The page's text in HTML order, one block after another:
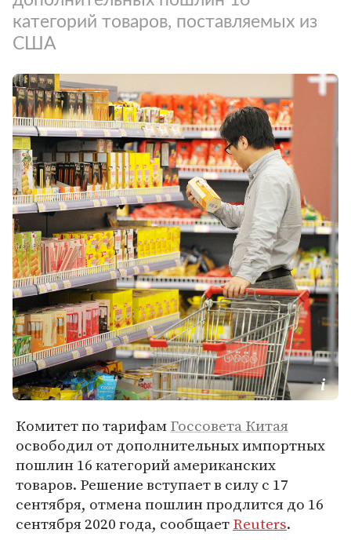
категорий товаров, поставляемых из
США
Комитет по тарифамГоссовета Китая
освободил от дополнительных импортных
пошлин 16 категорий американских
товаров. Решение вступает в силу с 17
сентября, отмена пошлин продлится до 16
сентября 2020 года, сообщаетReuters.